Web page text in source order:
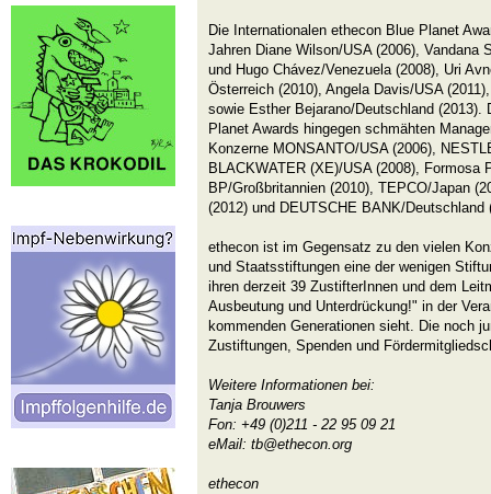
Die Internationalen ethecon Blue Planet
Jahren Diane Wilson/USA (2006), Vandana
und Hugo Chávez/Venezuela (2008), Uri
Österreich (2010), Angela Davis/USA
sowie Esther Bejarano/Deutschland (2013).
Planet Awards hingegen schmähten
Konzerne MONSANTO/USA (2006),
BLACKWATER (XE)/USA (2008), Formosa
BP/Großbritannien (2010), TEPCO/Japan
(2012) und DEUTSCHE BANK/Deutschland
ethecon ist im Gegensatz zu den vielen
und Staatsstiftungen eine der wenigen
ihren derzeit 39 ZustifterInnen und dem
Ausbeutung und Unterdrückung!" in der
kommenden Generationen sieht. Die noch
Zustiftungen, Spenden und
Weitere Informationen bei:
Tanja Brouwers
Fon: +49 (0)211 - 22 95 09 21
eMail: tb@ethecon.org
ethecon